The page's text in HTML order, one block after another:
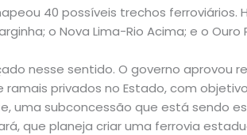
40 possíveis trechos ferroviários.
o Nova Lima-Rio Acima; e o Ouro
nesse sentido. O governo aprovou
privados no Estado, com
uma subconcessão que está sendo
que planeja criar uma ferrovia